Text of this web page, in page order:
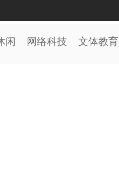
闲 网络科技 文体教育